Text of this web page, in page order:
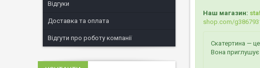
Наш магазин:
shop.com/
Скатертина —
Вона приглушує
Відгуки
Доставка та оплата
Відгути про роботу компанії